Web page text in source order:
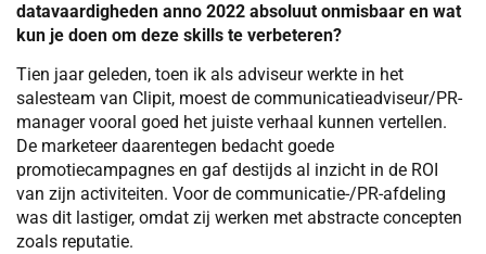
datavaardigheden anno 2022 absoluut onmisbaar en wat
kun je doen om deze skills te verbeteren?
Tien jaar geleden, toen ik als adviseur werkte in het
salesteam van Clipit, moest de communicatieadviseur/PR-
manager vooral goed het juiste verhaal kunnen vertellen.
De marketeer daarentegen bedacht goede
promotiecampagnes en gaf destijds al inzicht in de ROI
van zijn activiteiten. Voor de communicatie-/PR-afdeling
was dit lastiger, omdat zij werken met abstracte concepten
zoals reputatie.